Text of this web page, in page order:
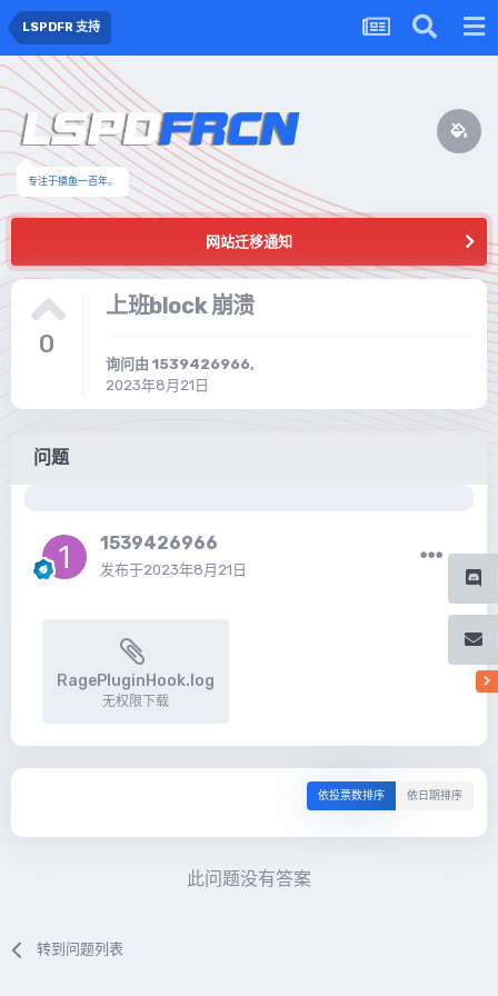
LSPDFR 支持
专注于摸鱼一百年。
网站迁移通知
0
上班block 崩溃
询问由 1539426966,
2023年8月21日
问题
1539426966
发布于2023年8月21日
RagePluginHook.log
无权限下载
依投票数排序 依日期排序
此问题没有答案
转到问题列表